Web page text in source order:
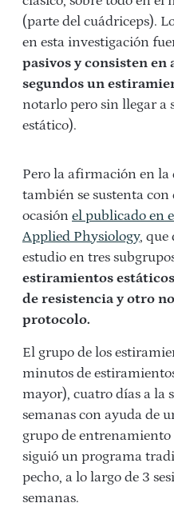
(parte del cuádriceps).
en esta investigación
pasivos y consisten en
segundos un
notarlo pero sin llegar a
estático).
Pero la afirmación en la
también se sustenta con
ocasión el publicado en
Applied Physiology, que
estudio en tres
estiramientos
de resistencia y otro
protocolo.
El grupo de los
minutos de
mayor), cuatro días a la
semanas con ayuda de
grupo de
siguió un programa
pecho, a lo largo de 3
semanas.